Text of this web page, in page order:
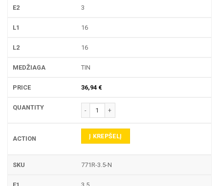
3
16
16
TIN
36,94 €
produkto kiekis: 771R TEKINIMO PLOKŠTELĖ
Į KREPŠELĮ
771R-3.5-N